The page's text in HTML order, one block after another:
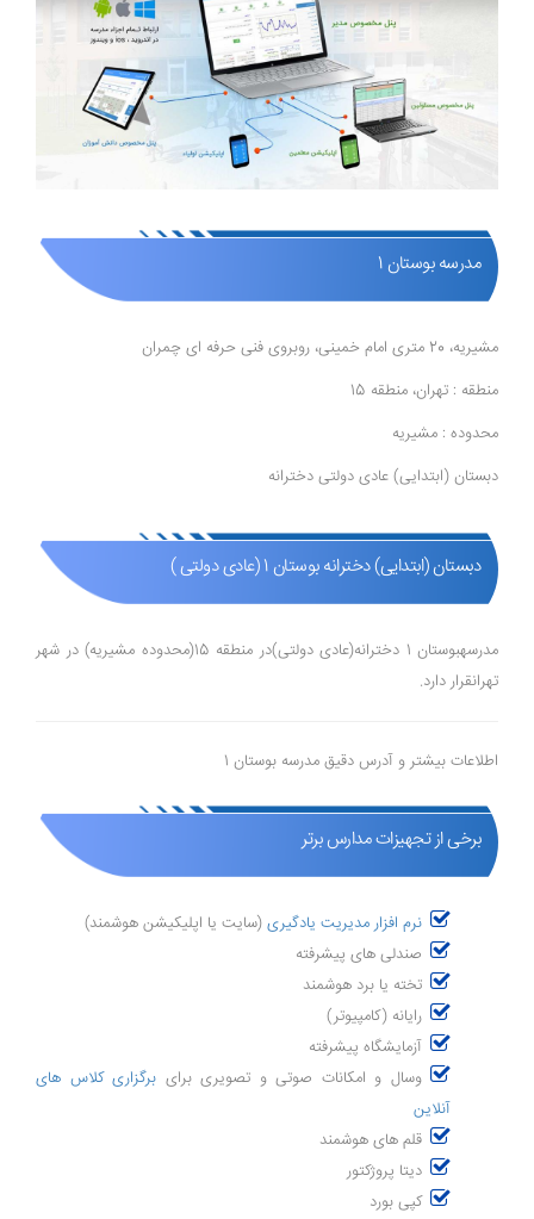
مدرسه بوستان 1
مشیریه، 20 متری امام خمینی، روبروی فنی حرفه ای چمران
منطقه : تهران، منطقه 15
محدوده : مشیریه
دبستان (ابتدایی) عادی دولتی دخترانه
دبستان (ابتدایی) دخترانه بوستان 1 (عادی دولتی )
مدرسهبوستان 1 دخترانه(عادی دولتی)در منطقه 15(محدوده مشیریه) در شهر
تهرانقرار دارد.
اطلاعات بیشتر و آدرس دقیق مدرسه بوستان 1
برخی از تجهیزات مدارس برتر
نرم افزار مدیریت یادگیری (سایت یا اپلیکیشن هوشمند)
صندلی های پیشرفته
تخته یا برد هوشمند
رایانه (کامپیوتر)
آزمایشگاه پیشرفته
وسال و امکانات صوتی و تصویری برای برگزاری کلاس های
آنلاین
قلم های هوشمند
دیتا پروژکتور
کپی بورد